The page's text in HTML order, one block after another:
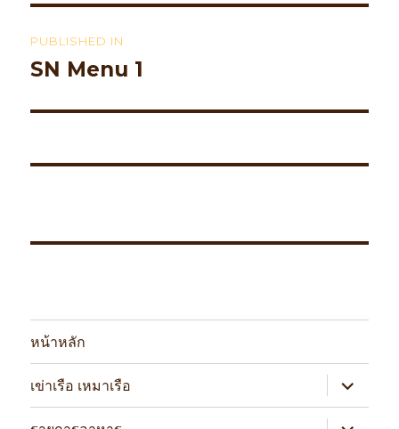
navigation
PUBLISHED IN
SN Menu 1
หน้าหลัก
เข่าเรือ เหมาเรือ
expand
child
menu
expand